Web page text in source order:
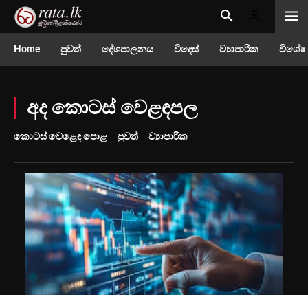
Home පුවත් දේශපාලනය විදෙස් ව්‍යාපාරික
අද කොටස් වෙළඳපල
කොටස් වෙළෙඳ පොළ පුවත් ව්‍යාපාරික